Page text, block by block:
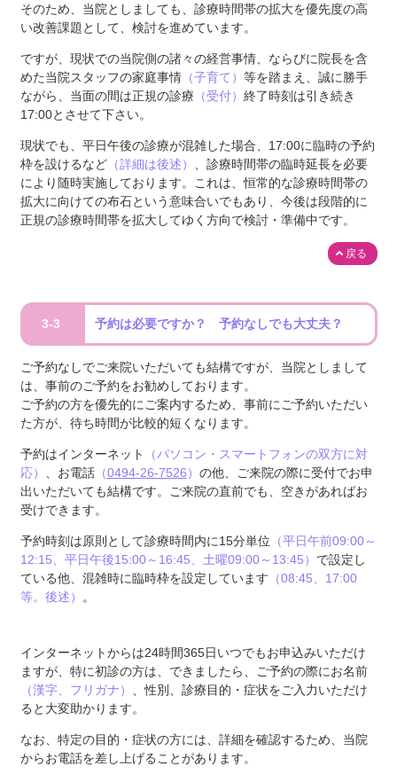
そのため、当院としましても、診療時間帯の拡大を優先度の高
い改善課題として、検討を進めています。
ですが、現状での当院側の諸々の経営事情、ならびに院長を含
めた当院スタッフの家庭事情（子育て） 等を踏まえ、誠に勝手
ながら、当面の間は正規の診療 （受付） 終了時刻は引き続き
17:00とさせて下さい。
現状でも、平日午後の診療が混雑した場合、17:00に臨時の予約
枠を設けるなど（詳細は後述） 、診療時間帯の臨時延長を必要
により随時実施しております。これは、恒常的な診療時間帯の
拡大に向けての布石という意味合いでもあり、今後は段階的に
正規の診療時間帯を拡大してゆく方向で検討・準備中です。
戻る
3-3 予約は必要ですか？ 予約なしでも大丈夫？
ご予約なしでご来院いただいても結構ですが、当院としまして
は、事前のご予約をお勧めしております。
ご予約の方を優先的にご案内するため、事前にご予約いただい
た方が、待ち時間が比較的短くなります。
予約はインターネット
（パソコン・スマートフォンの双方に対
応）
、お電話（0494-26-7526） の他、ご来院の際に受付でお申
出いただいても結構です。ご来院の直前でも、空きがあればお
受けできます。
予約時刻は原則として診療時間内に15分単位 （平日午前09:00～
12:15、平日午後15:00～16:45、土曜09:00～13:45） で設定し
ている他、混雑時に臨時枠を設定しています （08:45、17:00
等。後述）
。
インターネットからは24時間365日いつでもお申込みいただけ
ますが、特に初診の方は、できましたら、ご予約の際にお名前
（漢字、フリガナ）
、性別、診療目的・症状をご入力いただけ
ると大変助かります。
なお、特定の目的・症状の方には、詳細を確認するため、当院
からお電話を差し上げることがあります。